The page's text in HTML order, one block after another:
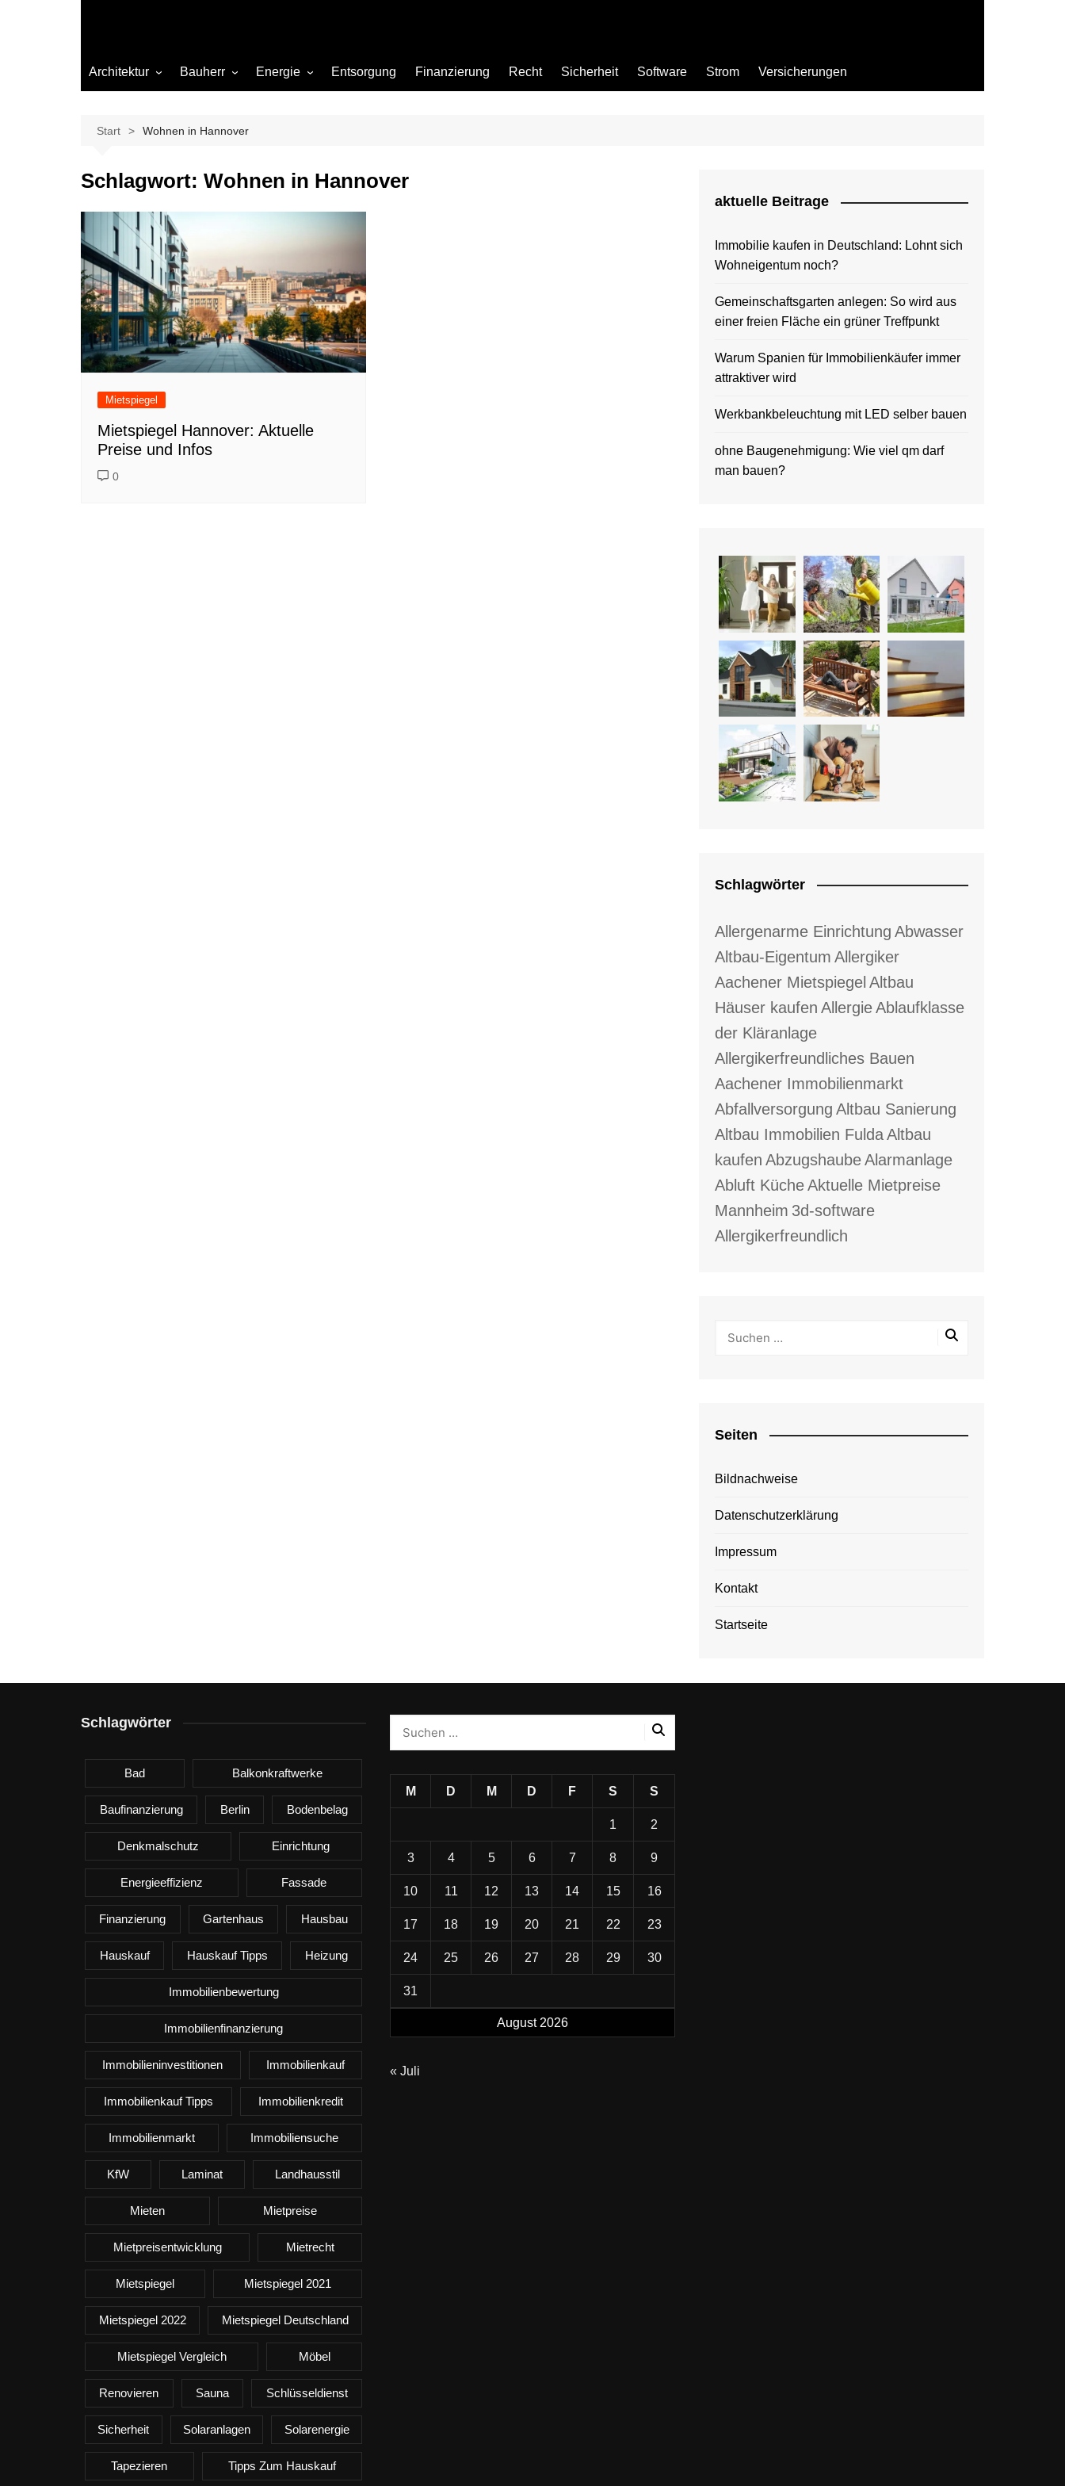
Architektur Bauherr
Beleuchtung
Büro
Garten
Materialien
Ökologisch bauen
Sanierung
Hygiene
Energie Entsorgung Finanzierung Recht Sicherheit Software Strom Versicherungen
Start Wohnen in Hannover
Schlagwort: Wohnen in Hannover
Mietspiegel
Mietspiegel Hannover: Aktuelle
Preise und Infos
0
aktuelle Beitrage
Immobilie kaufen in Deutschland: Lohnt sich
Wohneigentum noch?
Gemeinschaftsgarten anlegen: So wird aus
einer freien Fläche ein grüner Treffpunkt
Warum Spanien für Immobilienkäufer immer
attraktiver wird
Werkbankbeleuchtung mit LED selber bauen
ohne Baugenehmigung: Wie viel qm darf
man bauen?
Schlagwörter
Allergenarme Einrichtung Abwasser
Altbau-Eigentum Allergiker
Aachener Mietspiegel Altbau
Häuser kaufen AllergieAblaufklasse
der Kläranlage
Allergikerfreundliches Bauen
Aachener Immobilienmarkt
Abfallversorgung Altbau Sanierung
Altbau Immobilien FuldaAltbau
kaufen AbzugshaubeAlarmanlage
Abluft KücheAktuelle Mietpreise
Mannheim 3d-software
Allergikerfreundlich
Seiten
Bildnachweise
Datenschutzerklärung
Impressum
Kontakt
Startseite
Schlagwörter
Bad Balkonkraftwerke
Baufinanzierung Berlin Bodenbelag
Denkmalschutz Einrichtung
Energieeffizienz Fassade
Finanzierung Gartenhaus Hausbau
Hauskauf Hauskauf Tipps Heizung
Immobilienbewertung
Immobilienfinanzierung
Immobilieninvestitionen Immobilienkauf
Immobilienkauf Tipps Immobilienkredit
Immobilienmarkt Immobiliensuche
KfW Laminat Landhausstil
Mieten Mietpreise
Mietpreisentwicklung Mietrecht
Mietspiegel Mietspiegel 2021
Mietspiegel 2022 Mietspiegel Deutschland
Mietspiegel Vergleich Möbel
Renovieren Sauna Schlüsseldienst
Sicherheit Solaranlagen Solarenergie
Tapezieren Tipps Zum Hauskauf
August 2026
M D M D F S S
1 2
3 4 5 6 7 8 9
10 11 12 13 14 15 16
17 18 19 20 21 22 23
24 25 26 27 28 29 30
31
« Juli